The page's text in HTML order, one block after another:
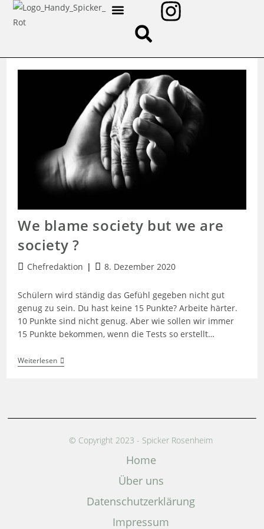
We blame society but we are
society ?
Chefredaktion 8. Dezember 2020
Schülern wird ständig das Gefühl gegeben nicht gut
genug zu sein. Du hast keine 15 Punkte? Arbeite härter.
10 Punkte sind nicht genug. Aber wie sollen wir immer
15 Punkte bekommen, wenn die Tests so erstellt…
Weiterlesen
© Copyright 2023 - Spicker Rosenheim
Home
Über uns
Datenschutz­erklärung
Impressum